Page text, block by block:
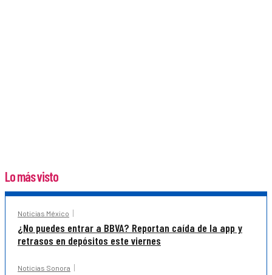
Lo más visto
Noticias México
¿No puedes entrar a BBVA? Reportan caída de la app y
retrasos en depósitos este viernes
Noticias Sonora